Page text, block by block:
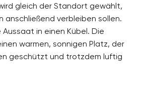
gleich der Standort gewählt,
anschließend verbleiben sollen.
in einen Kübel. Die
warmen, sonnigen Platz, der
geschützt und trotzdem luftig